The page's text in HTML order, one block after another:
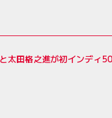
太田格之進が初インディ